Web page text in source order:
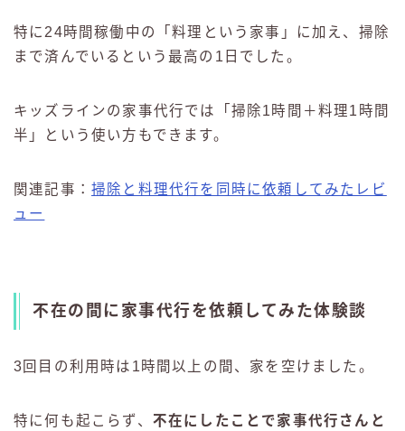
特に24時間稼働中の「料理という家事」に加え、掃除
まで済んでいるという最高の1日でした。
キッズラインの家事代行では「掃除1時間＋料理1時間
半」という使い方もできます。
関連記事： 掃除と料理代行を同時に依頼してみたレビ
ュー
不在の間に家事代行を依頼してみた体験談
3回目の利用時は1時間以上の間、家を空けました。
特に何も起こらず、 不在にしたことで家事代行さんと